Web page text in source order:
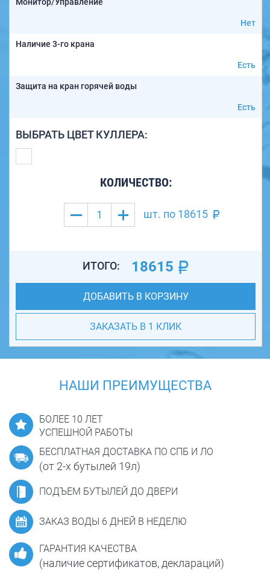
Монитор/Управление
Нет
Наличие 3-го крана
Есть
Защита на кран горячей воды
Есть
ВЫБРАТЬ ЦВЕТ КУЛЛЕРА:
КОЛИЧЕСТВО:
шт. по 18615
ИТОГО: 18615
ДОБАВИТЬ В КОРЗИНУ
ЗАКАЗАТЬ В 1 КЛИК
НАШИ ПРЕИМУЩЕСТВА
БОЛЕЕ 10 ЛЕТ
УСПЕШНОЙ РАБОТЫ
БЕСПЛАТНАЯ ДОСТАВКА ПО СПБ И ЛО
(от 2-х бутылей 19л)
ПОДЪЕМ БУТЫЛЕЙ ДО ДВЕРИ
ЗАКАЗ ВОДЫ 6 ДНЕЙ В НЕДЕЛЮ
ГАРАНТИЯ КАЧЕСТВА
(наличие сертификатов, деклараций)